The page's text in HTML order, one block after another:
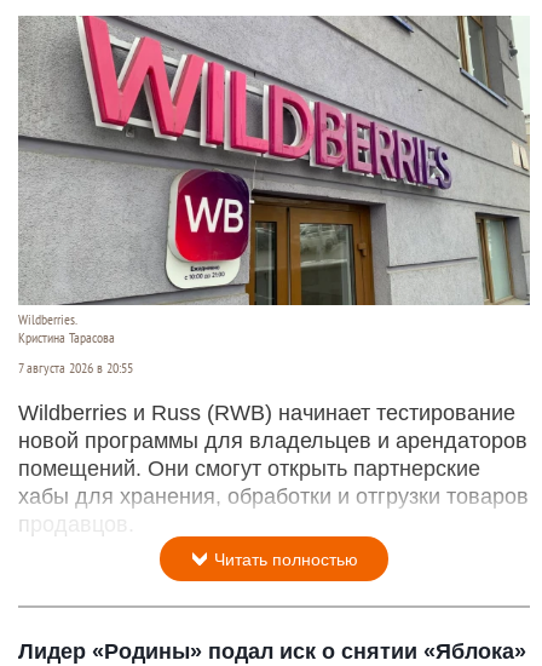
Wildberries.
Кристина Тарасова
7 августа 2026 в 20:55
Wildberries и Russ (RWB) начинает тестирование
новой программы для владельцев и арендаторов
помещений. Они смогут открыть партнерские
хабы для хранения, обработки и отгрузки товаров
продавцов.
Читать полностью
Лидер «Родины» подал иск о снятии «Яблока»